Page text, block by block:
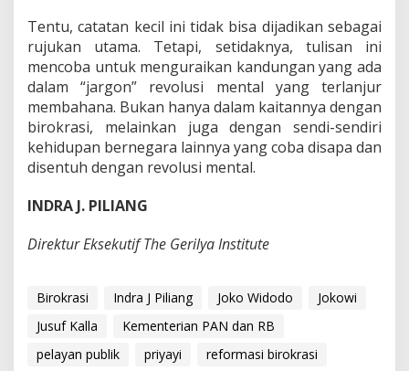
Tentu, catatan kecil ini tidak bisa dijadikan sebagai
rujukan utama. Tetapi, setidaknya, tulisan ini
mencoba untuk menguraikan kandungan yang ada
dalam “jargon” revolusi mental yang terlanjur
membahana. Bukan hanya dalam kaitannya dengan
birokrasi, melainkan juga dengan sendi-sendiri
kehidupan bernegara lainnya yang coba disapa dan
disentuh dengan revolusi mental.
INDRA J. PILIANG
Direktur Eksekutif The Gerilya Institute
Birokrasi Indra J Piliang Joko Widodo
Jokowi
Jusuf Kalla
Kementerian PAN dan RB
pelayan publik
priyayi
reformasi birokrasi